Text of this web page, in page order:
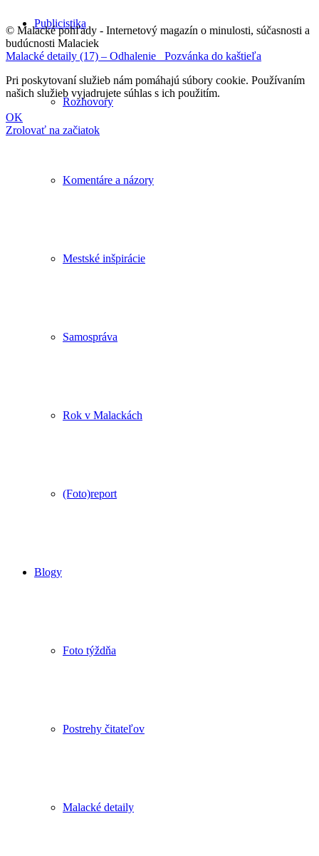
Publicistika
Rozhovory
Komentáre a názory
Mestské inšpirácie
Samospráva
Rok v Malackách
(Foto)report
Blogy
Foto týždňa
Postrehy čitateľov
Malacké detaily
© Malacké pohľady - Internetový magazín o minulosti, súčasnosti a
budúcnosti Malaciek
Malacké detaily (17) – Odhalenie
Pozvánka do kaštieľa
Pri poskytovaní služieb nám pomáhajú súbory cookie. Používaním
našich služieb vyjadrujete súhlas s ich použitím.
OK
Zrolovať na začiatok